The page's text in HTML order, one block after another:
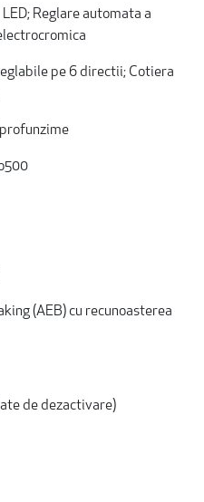
Reglare automata a
pe 6 directii; Cotiera
(AEB) cu recunoasterea
de dezactivare)